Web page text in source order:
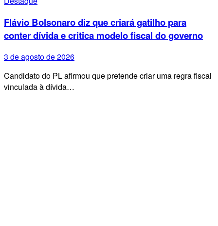
Flávio Bolsonaro diz que criará gatilho para
conter dívida e critica modelo fiscal do governo
3 de agosto de 2026
Candidato do PL afirmou que pretende criar uma regra fiscal
vinculada à dívida…